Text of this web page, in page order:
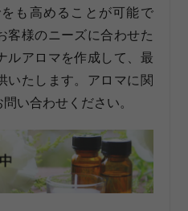
も高めることが可能で
客様のニーズに合わせた
ルアロマを作成して、最
いたします。アロマに関
い合わせください。